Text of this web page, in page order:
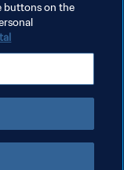
buttons on the